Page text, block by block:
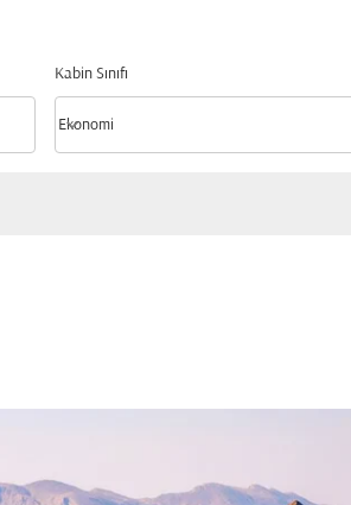
Kabin Sınıfı
Kabin Sınıfı option Ekonomi Selected
Ekonomi
keyboard_arrow_down